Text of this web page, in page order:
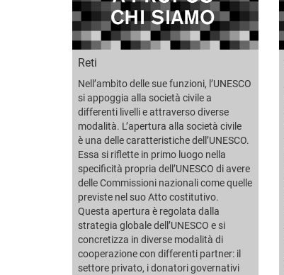
Reti
Nell’ambito delle sue funzioni, l’UNESCO
si appoggia alla società civile a
differenti livelli e attraverso diverse
modalità. L’apertura alla società civile
è una delle caratteristiche dell’UNESCO.
Essa si riflette in primo luogo nella
specificità propria dell’UNESCO di avere
delle Commissioni nazionali come quelle
previste nel suo Atto costitutivo.
Questa apertura è regolata dalla
strategia globale dell’UNESCO e si
concretizza in diverse modalità di
cooperazione con differenti partner: il
settore privato, i donatori governativi